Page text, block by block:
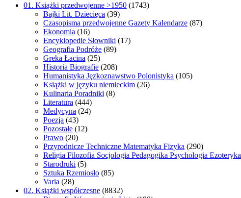
01. Książki przedwojenne >1950 (1743)
Bajki Lit. Dziecięca (39)
Czasopisma przedwojenne Gazety Kalendarze (87)
Ekonomia (16)
Encyklopedie Słowniki (17)
Geografia Podróże (89)
Greka Łacina (25)
Historia Biografie (208)
Humanistyka Jęzkoznawstwo Polonistyka (105)
Książki w języku niemieckim (26)
Kulinaria Poradniki (8)
Literatura (444)
Medycyna (24)
Poezja (43)
Pozostałe (12)
Prawo (20)
Przyrodnicze Techniczne Matematyka Fizyka (290)
Religia Filozofia Socjologia Pedagogika Psychologia Ezoteryka
Starodruki (5)
Sztuka Rzemiosło (85)
Varia (28)
02. Książki współczesne (8832)